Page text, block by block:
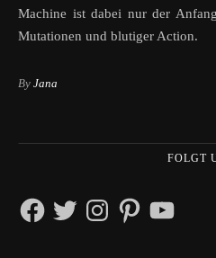
Machine ist dabei nur der
Mutationen und blutiger Action.
By Jana
FOLGT
FacebookTwitterInstagramPinterestYouTube